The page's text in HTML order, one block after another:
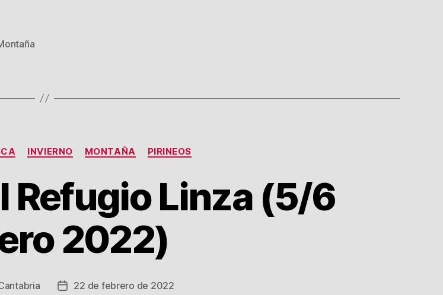
Categorías
INVIERNO MONTAÑA PIRINEOS
Refugio Linza (5/6
2022)
Fecha22 de febrero de 2022